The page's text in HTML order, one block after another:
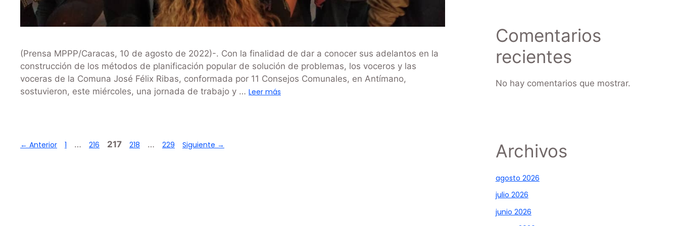
(Prensa MPPP/Caracas, 10 de agosto de 2022)-. Con la finalidad de dar a conocer sus adelantos en la
construcción de los métodos de planificación popular de solución de problemas, los voceros y las
voceras de la Comuna José Félix Ribas, conformada por 11 Consejos Comunales, en Antímano,
sostuvieron, este miércoles, una jornada de trabajo y … Leer más
← Anterior 1 … 216 217 218 … 229 Siguiente →
Comentarios
recientes
No hay comentarios que mostrar.
Archivos
agosto 2026
julio 2026
junio 2026